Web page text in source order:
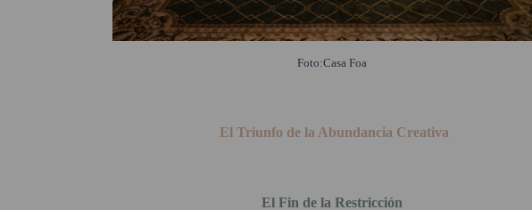
Foto:Casa Foa
El Triunfo de la Abundancia Creativa
El Fin de la Restricción